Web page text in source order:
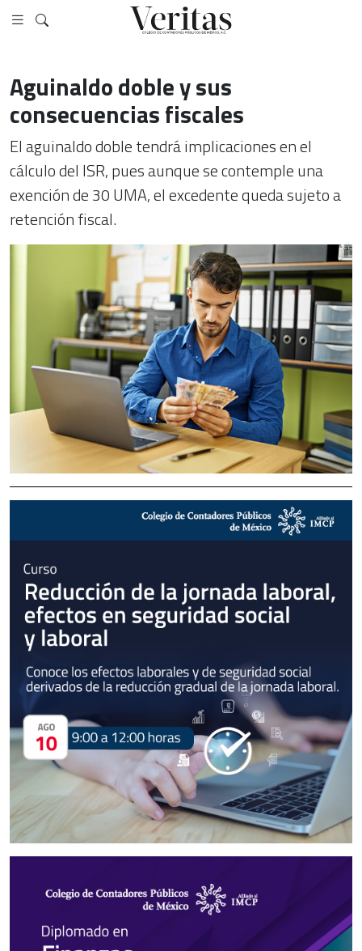
Aguinaldo doble y sus
consecuencias fiscales
El aguinaldo doble tendrá implicaciones en el
cálculo del ISR, pues aunque se contemple una
exención de 30 UMA, el excedente queda sujeto a
retención fiscal.